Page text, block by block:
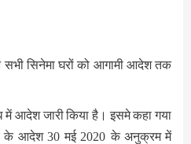
सिनेमा घरों को आगामी आदेश तक
में आदेश जारी किया है। इसमे कहा गया
के आदेश 30मई 2020के अनुक्रम में